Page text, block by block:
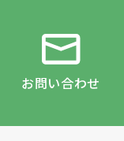
お問い合わせ